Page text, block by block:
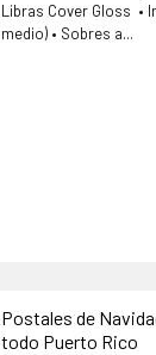
Libras Cover Gloss •
medio) • Sobres a...
Postales de
todo Puerto Rico